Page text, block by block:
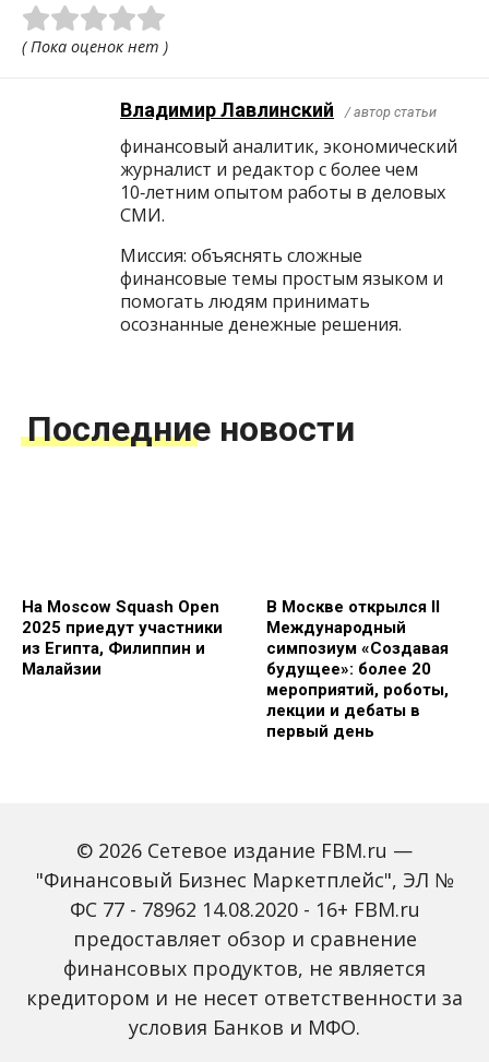
( Пока оценок нет )
Владимир Лавлинский / автор статьи
финансовый аналитик, экономический
журналист и редактор с более чем
10‑летним опытом работы в деловых
СМИ.
Миссия: объяснять сложные
финансовые темы простым языком и
помогать людям принимать
осознанные денежные решения.
Последние новости
На Moscow Squash Open
2025 приедут участники
из Египта, Филиппин и
Малайзии
В Москве открылся II
Международный
симпозиум «Создавая
будущее»: более 20
мероприятий, роботы,
лекции и дебаты в
первый день
Зарплаты вырастут,
банки включат защиту
от мошенников: какие
новые законы ждут
россиян с октября
Россиян предупредили
мошенников на фоне
снижения ключевой
ставки
© 2026 Сетевое издание FBM.ru —
"Финансовый Бизнес Маркетплейс", ЭЛ №
ФС 77 - 78962 14.08.2020 - 16+ FBM.ru
предоставляет обзор и сравнение
финансовых продуктов, не является
кредитором и не несет ответственности за
условия Банков и МФО.